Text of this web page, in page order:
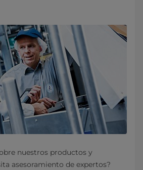
nuestros productos y
asesoramiento de expertos?